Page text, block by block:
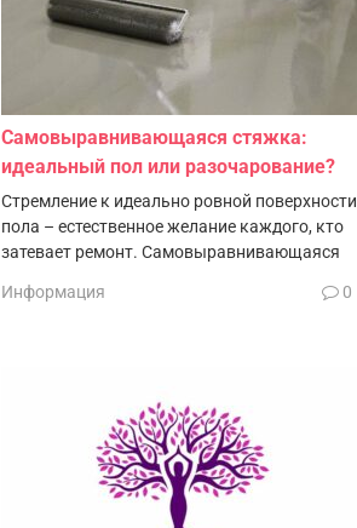
Самовыравнивающаяся стяжка:
идеальный пол или разочарование?
Стремление к идеально ровной поверхности
пола – естественное желание каждого, кто
затевает ремонт. Самовыравнивающаяся
Информация 0